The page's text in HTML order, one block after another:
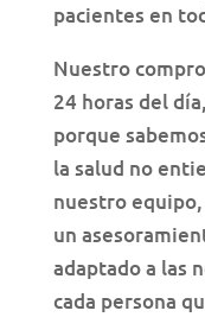
pacientes en
Nuestro
24 horas del
porque
la salud no
nuestro
un
adaptado a las
cada persona